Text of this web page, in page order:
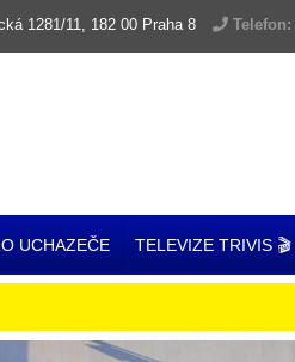
1281/11, 182 00 Praha 8 Telefon:
UCHAZEČE TELEVIZE TRIVIS 🎬